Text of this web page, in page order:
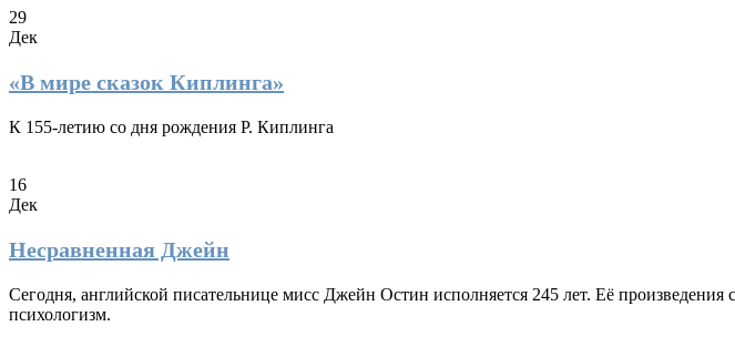
29
Дек
«В мире сказок Киплинга»
К 155-летию со дня рождения Р. Киплинга
16
Дек
Несравненная Джейн
Сегодня, английской писательнице мисс Джейн Остин исполняется 245 лет. Её
психологизм.